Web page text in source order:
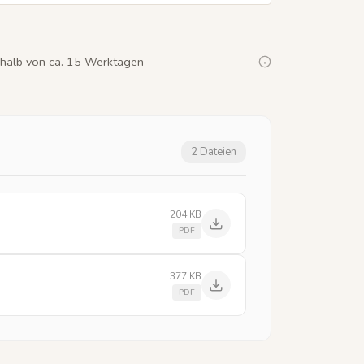
von ca. 15 Werktagen
2 Dateien
204 KB
PDF
377 KB
PDF